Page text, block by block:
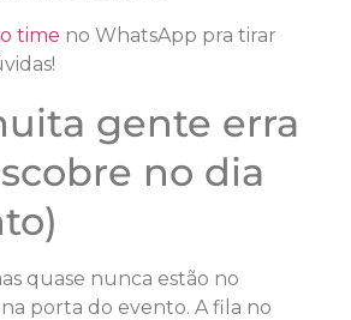
time no WhatsApp pra tirar
gente erra
no dia
quase nunca estão no
porta do evento. A fila no